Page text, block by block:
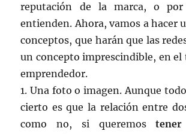
reputación de la marca, o
entienden. Ahora, vamos a hacer
conceptos, que harán que las
un concepto imprescindible, en el
emprendedor.
1. Una foto o imagen. Aunque
cierto es que la relación entre
como no, si queremos